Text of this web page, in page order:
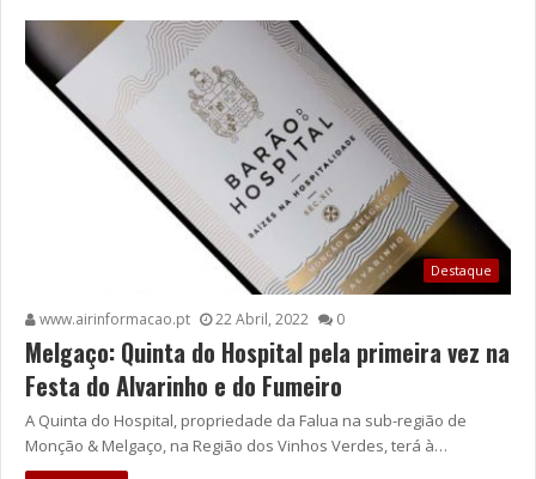
Destaque
www.airinformacao.pt 22 Abril, 2022 0
Melgaço: Quinta do Hospital pela primeira vez na
Festa do Alvarinho e do Fumeiro
A Quinta do Hospital, propriedade da Falua na sub-região de
Monção & Melgaço, na Região dos Vinhos Verdes, terá à…